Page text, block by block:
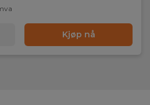
Kjøp nå